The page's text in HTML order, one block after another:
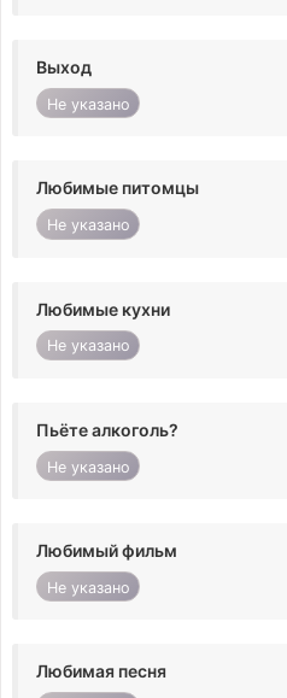
Выход
Не указано
Любимые питомцы
Не указано
Любимые кухни
Не указано
Пьёте алкоголь?
Не указано
Любимый фильм
Не указано
Любимая песня